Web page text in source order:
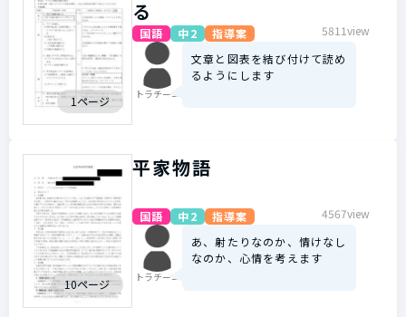
1ページ
る
国語 中2 指導案 5811view
トラチーニ
文章と図表を結び付けて読め
るようにします
10ページ
平家物語
国語 中2 指導案 4567view
トラチーニ
あ、射たりなのか、情けなし
なのか、心情を考えます